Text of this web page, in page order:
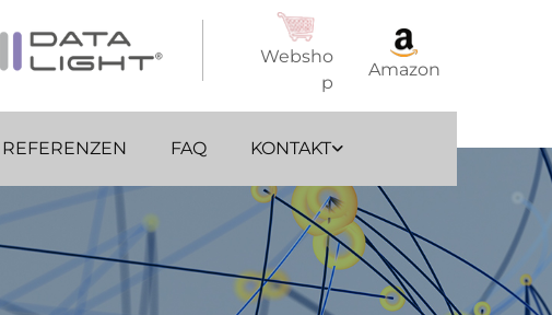
Websho
p
Amazon
REFERENZEN FAQ KONTAKT